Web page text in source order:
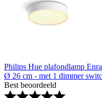
Philips Hue plafondlamp
Ø 26 cm - met 1 dimmer
Best beoordeeld